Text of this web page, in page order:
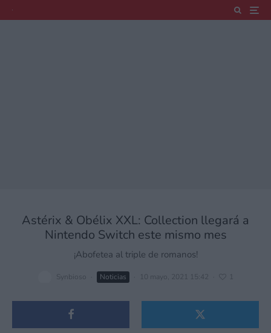
Astérix & Obélix XXL: Collection llegará a
Nintendo Switch este mismo mes
¡Abofetea al triple de romanos!
Synbioso Noticias 10 mayo, 2021 15:42 1